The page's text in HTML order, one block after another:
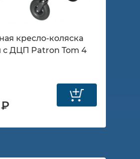
кресло-коляска
с ДЦП Patron Tom 4
₽